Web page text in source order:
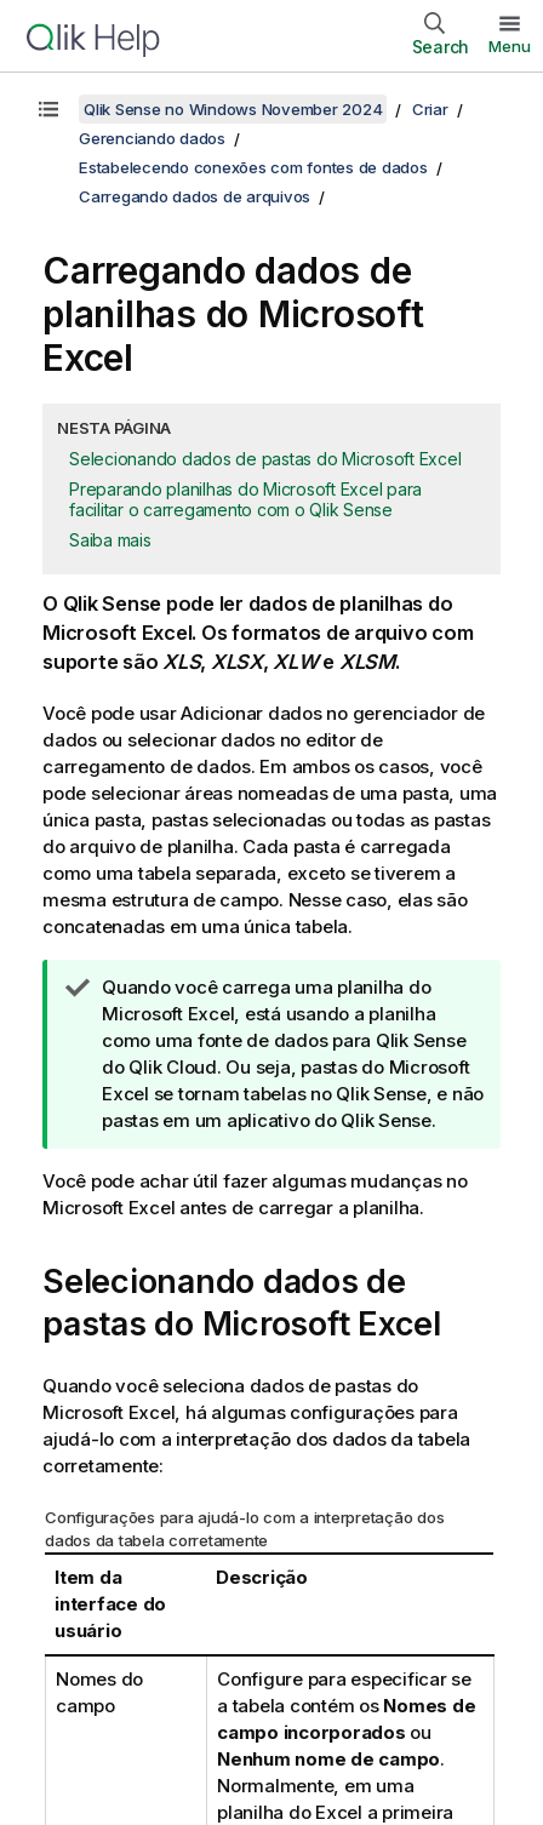
Search Menu
Qlik Sense no Windows November 2024
Criar
Gerenciando dados
Estabelecendo conexões com fontes de dados
Carregando dados de arquivos
Carregando dados de
planilhas do Microsoft
Excel
NESTA PÁGINA
Selecionando dados de pastas do Microsoft Excel
Preparando planilhas do Microsoft Excel para
facilitar o carregamento com o Qlik Sense
Saiba mais
O Qlik Sense pode ler dados de planilhas do
Microsoft Excel. Os formatos de arquivo com
suporte são XLS, XLSX,XLWe XLSM.
Você pode usar Adicionar dados no gerenciador de
dadosou selecionar dados no editor de
carregamento de dados. Em ambos os casos, você
pode selecionar áreas nomeadas de uma pasta, uma
única pasta, pastas selecionadas ou todas as pastas
do arquivo de planilha. Cada pasta é carregada
como uma tabela separada, exceto se tiverem a
mesma estrutura de campo. Nesse caso, elas são
concatenadas em uma única tabela.
N
o
t
a
d
e
i
c
Quando você carrega uma planilha do
Microsoft Excel, está usando a planilha
como uma fonte de dados para Qlik Sense
do Qlik Cloud. Ou seja, pastas do Microsoft
Excel se tornam tabelas no Qlik Sense, e não
pastas em um aplicativo do Qlik Sense.
Você pode achar útil fazer algumas mudanças no
Microsoft Excel antes de carregar a planilha.
Selecionando dados de
pastas do Microsoft Excel
Quando você seleciona dados de pastas do
Microsoft Excel , há algumas configurações para
ajudá-lo com a interpretação dos dados da tabela
corretamente:
Configurações para ajudá-lo com a interpretação dos
dados da tabela corretamente
Item da
interface do
usuário
Descrição
Nomes do
campo
Configure para especificar se
a tabela contém os Nomes de
campo incorporados ou
Nenhum nome de campo.
Normalmente, em uma
planilha do Excel a primeira